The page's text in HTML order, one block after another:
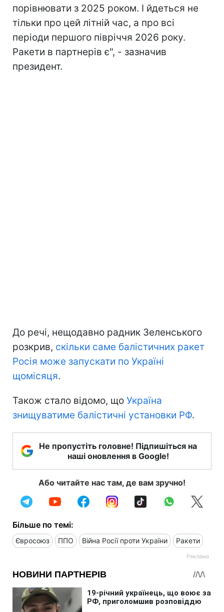
порівнювати з 2025 роком. І йдеться не
тільки про цей літній час, а про всі
періоди першого півріччя 2026 року.
Ракети в партнерів є", - зазначив
президент.
До речі, нещодавно радник Зеленського
розкрив, скільки саме балістичних ракет
Росія може запускати по Україні
щомісяця.
Також стало відомо, що Україна
знищуватиме балістичні установки РФ.
Не пропустіть головне! Підпишіться на
наші оновлення в Google!
Або читайте нас там, де вам зручно!
Більше по темі:
Євросоюз ППО Війна Росії проти України Ракети